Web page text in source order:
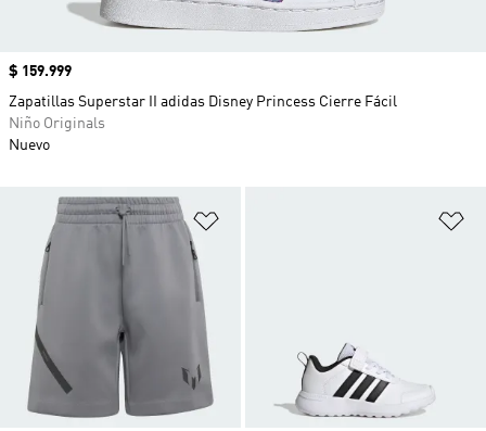
Precio
$ 159.999
Zapatillas Superstar II adidas Disney Princess Cierre Fácil
Niño Originals
Nuevo